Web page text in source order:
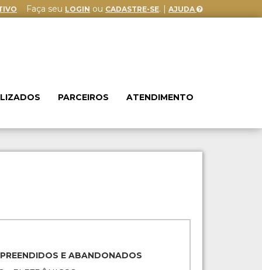
Faça seu LOGIN ou CADASTRE-SE. | AJUDA
PARCEIROS ATENDIMENTO
E ABANDONADOS